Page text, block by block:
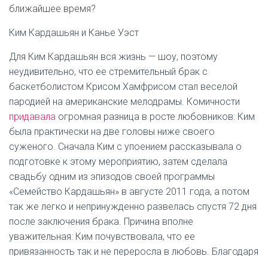
ближайшее время?
Ким Кардашьян и Канье Уэст
Для Ким Кардашьян вся жизнь — шоу, поэтому
неудивительно, что ее стремительный брак с
баскетболистом Крисом Хамфрисом стал веселой
пародией на американские мелодрамы. Комичности
придавала огромная разница в росте любовников: Ким
была практически на две головы ниже своего
суженого. Сначала Ким с упоением рассказывала о
подготовке к этому мероприятию, затем сделала
свадьбу одним из эпизодов своей программы
«Семейство Кардашьян» в августе 2011 года, а потом
так же легко и непринужденно развелась спустя 72 дня
после заключения брака. Причина вполне
уважительная: Ким почувствовала, что ее
привязанность так и не переросла в любовь. Благодаря